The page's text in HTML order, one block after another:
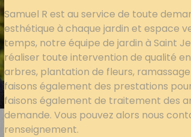
Samuel R est au service de toute
esthétique à chaque jardin et espace
temps, notre équipe de jardin à Saint
réaliser toute intervention de qualité
arbres, plantation de fleurs,
faisons également des prestations
faisons également de traitement des
demande. Vous pouvez alors nous
renseignement.